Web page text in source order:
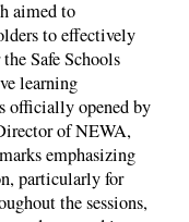
aimed to
to effectively
Safe Schools
learning
officially opened by
of NEWA,
emphasizing
particularly for
the sessions,